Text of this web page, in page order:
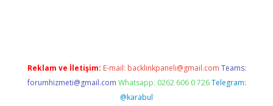
Reklam ve İletişim: E-mail: backlinkpaneli@gmail.com Teams:
forumhizmeti@gmail.com Whatsapp: 0262 606 0 726 Telegram:
@karabul